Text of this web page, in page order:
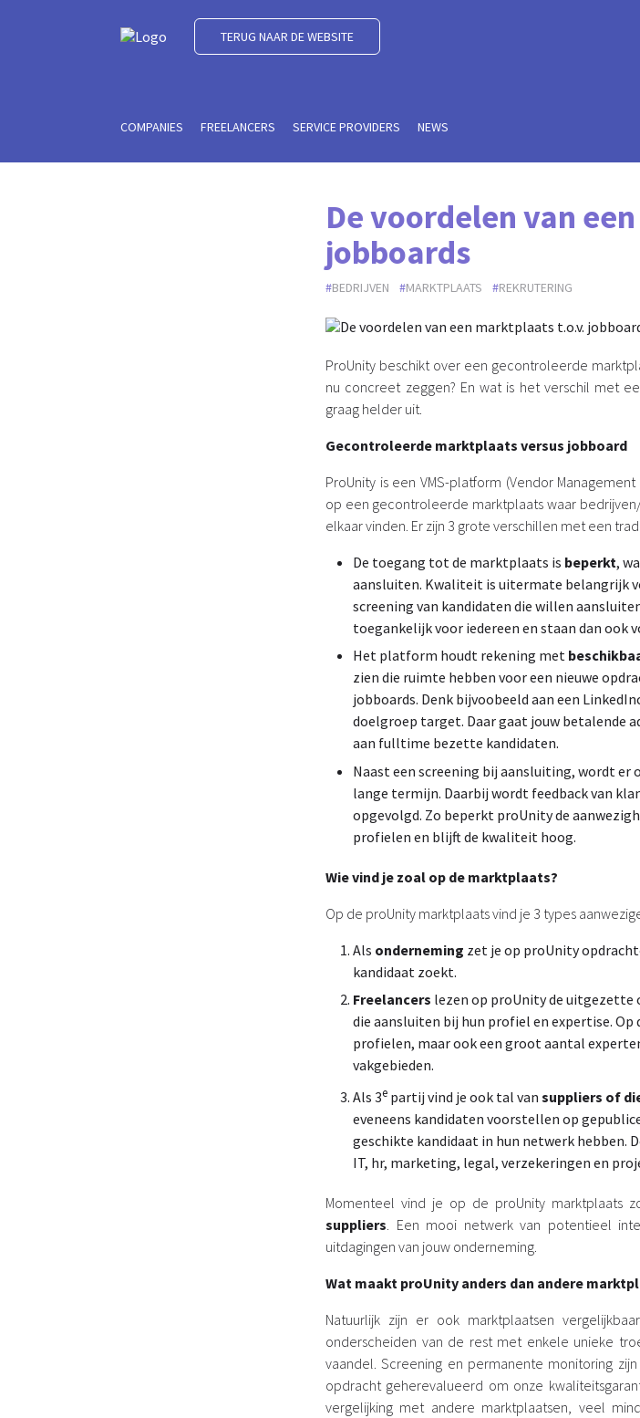
TERUG NAAR DE WEBSITE
COMPANIES FREELANCERS SERVICE PROVIDERS NEWS
De voordelen van
jobboards
BEDRIJVEN MARKTPLAATS REKRUTERING
ProUnity beschikt over een gecontroleerde
nu concreet zeggen? En wat is het verschil met
graag helder uit.
Gecontroleerde marktplaats versus jobboard
ProUnity is een VMS-platform (Vendor
op een gecontroleerde marktplaats waar
elkaar vinden. Er zijn 3 grote verschillen met een
De toegang tot de marktplaats is beperkt,
aansluiten. Kwaliteit is uitermate belangrijk
screening van kandidaten die willen
toegankelijk voor iedereen en staan dan ook
Het platform houdt rekening met
zien die ruimte hebben voor een nieuwe
jobboards. Denk bijvoobeeld aan een
doelgroep target. Daar gaat jouw betalende
aan fulltime bezette kandidaten.
Naast een screening bij aansluiting, wordt er
lange termijn. Daarbij wordt feedback van
opgevolgd. Zo beperkt proUnity de
profielen en blijft de kwaliteit hoog.
Wie vind je zoal op de marktplaats?
Op de proUnity marktplaats vind je 3 types
Als onderneming zet je op proUnity
kandidaat zoekt.
Freelancers lezen op proUnity de uitgezette
die aansluiten bij hun profiel en expertise.
profielen, maar ook een groot aantal
vakgebieden.
Als 3e partij vind je ook tal van suppliers of
eveneens kandidaten voorstellen op
geschikte kandidaat in hun netwerk hebben.
IT, hr, marketing, legal, verzekeringen en
Momenteel vind je op de proUnity marktplaats
suppliers . Een mooi netwerk van potentieel
uitdagingen van jouw onderneming.
Wat maakt proUnity anders dan andere
Natuurlijk zijn er ook marktplaatsen
onderscheiden van de rest met enkele unieke
vaandel. Screening en permanente monitoring
opdracht geherevalueerd om onze
vergelijking met andere marktplaatsen, veel